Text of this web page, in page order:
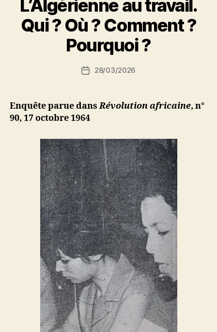
L’Algérienne au travail.
Qui ? Où ? Comment ?
Pourquoi ?
Auteur
de
a
S
N
ji
Date28/03/2026
Enquête parue dansRévolution africaine, n°
90, 17 octobre 1964